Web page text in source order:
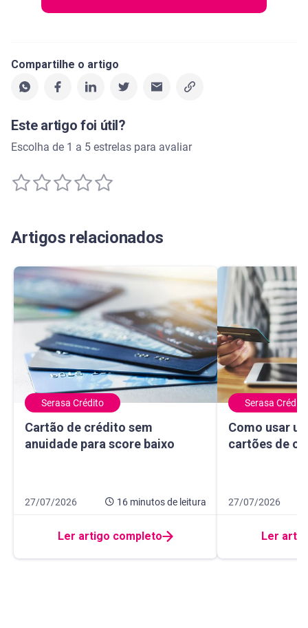
Compartilhe o artigo
Este artigo foi útil?
Escolha de 1 a 5 estrelas para avaliar
Artigos relacionados
Serasa Crédito
Cartão de crédito sem
anuidade para score baixo
Cartão de crédito sem anuidade para score baixo
Data de publicação 27 de julho de 2026
27/07/2026 16 minutosde leitura
16 minutos de leitura
Ler artigo completo
Serasa Crédito
Como usar
cartões de
Como usar um
Data de
27/07/2026
10 minutos de
Ler